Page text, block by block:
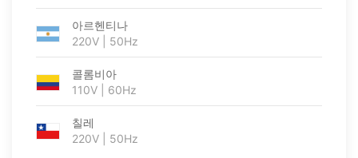
아르헨티나
220V | 50Hz
콜롬비아
110V | 60Hz
칠레
220V | 50Hz